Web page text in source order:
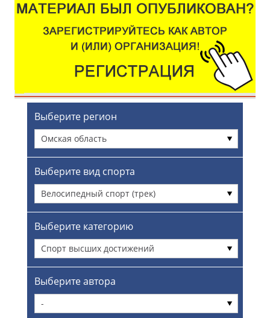
Выберите регион
Омская область
Выберите вид спорта
Велосипедный спорт (трек)
Выберите категорию
Спорт высших достижений
Выберите автора
-